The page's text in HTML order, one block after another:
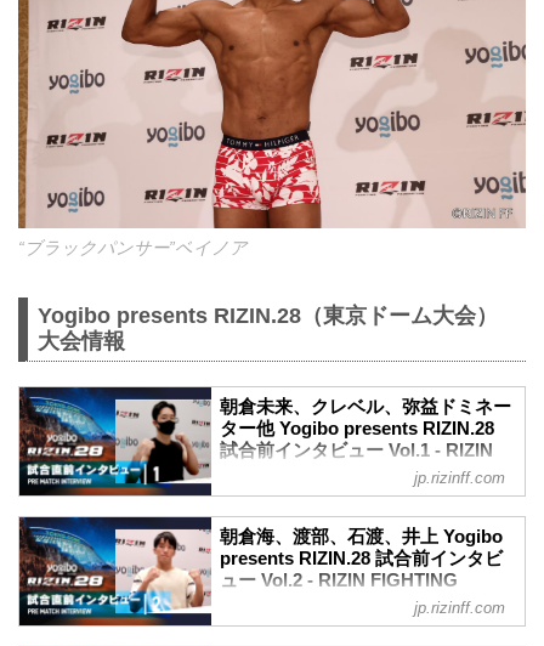
“ブラックパンサー”ベイノア
Yogibo presents RIZIN.28（東京ドーム大会）
大会情報
朝倉未来、クレベル、弥益ドミネー
ター他 Yogibo presents RIZIN.28
試合前インタビュー Vol.1 - RIZIN
FIGHTING FEDERATION オフィシ
ャルサイト
6月13日（日）東京ドームで行われる
Yogibo presents RIZIN.28の、マスコミ向
けインタビューの内容を公開！
jp.rizinff.com
朝倉海、渡部、石渡、井上 Yogibo
presents RIZIN.28 試合前インタビ
ュー Vol.2 - RIZIN FIGHTING
FEDERATION オフィシャルサイト
jp.rizinff.com